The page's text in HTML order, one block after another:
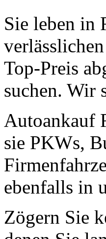
Sie leben in
Top-Preis
suchen. Wir
Autoankauf
sie PKWs,
ebenfalls in
Zögern Sie